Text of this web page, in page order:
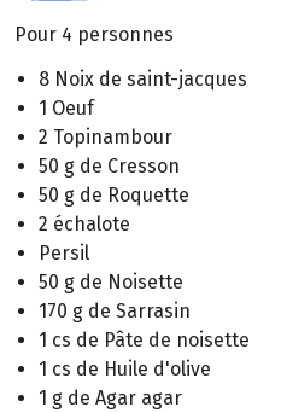
Pour 4 personnes
8 Noix de saint-jacques
1 Oeuf
2 Topinambour
50 g de Cresson
50 g de Roquette
2 échalote
Persil
50 g de Noisette
170 g de Sarrasin
1 cs de Pâte de noisette
1 cs de Huile d'olive
1 g de Agar agar